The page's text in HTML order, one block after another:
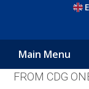
Main Menu
FROM CDG